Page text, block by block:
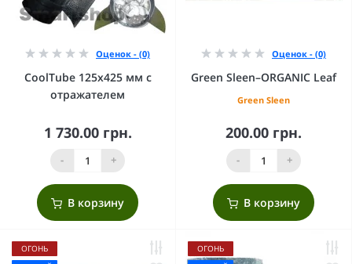
Оценок - (0)
CoolTube 125х425 мм с
отражателем
1 730.00 грн.
- +
В корзину
Оценок - (0)
Green Sleen–ORGANIC Leaf
Green Sleen
200.00 грн.
- +
В корзину
ОГОНЬ
ОГОНЬ